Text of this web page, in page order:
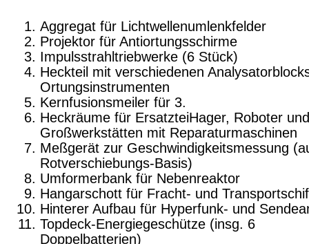
Aggregat für Lichtwellenumlenkfelder
Projektor für Antiortungsschirme
Impulsstrahltriebwerke (6 Stück)
Heckteil mit verschiedenen
Ortungsinstrumenten
Kernfusionsmeiler für 3.
Heckräume für ErsatzteiHager, Roboter und
Großwerkstätten mit Reparaturmaschinen
Meßgerät zur Geschwindigkeitsmessung
Rotverschiebungs-Basis)
Umformerbank für Nebenreaktor
Hangarschott für Fracht- und
Hinterer Aufbau für Hyperfunk- und
Topdeck-Energiegeschütze (insg. 6
Doppelbatterien)